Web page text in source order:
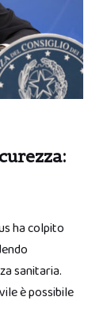
ha colpito
sanitaria.
è possibile